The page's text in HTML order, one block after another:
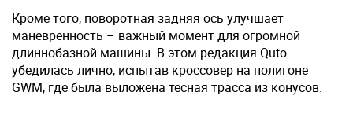
Кроме того, поворотная задняя ось улучшает
маневренность – важный момент для огромной
длиннобазной машины. В этом редакция Quto
убедилась лично, испытав кроссовер на полигоне
GWM, где была выложена тесная трасса из конусов.